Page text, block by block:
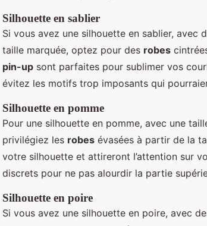
Silhouette en sablier
Si vous avez une silhouette en sablier, avec
taille marquée, optez pour des robes
pin-up sont parfaites pour sublimer vos
évitez les motifs trop imposants qui
Silhouette en pomme
Pour une silhouette en pomme, avec une
privilégiez les robes évasées à partir de la
votre silhouette et attireront l’attention sur
discrets pour ne pas alourdir la partie
Silhouette en poire
Si vous avez une silhouette en poire, avec